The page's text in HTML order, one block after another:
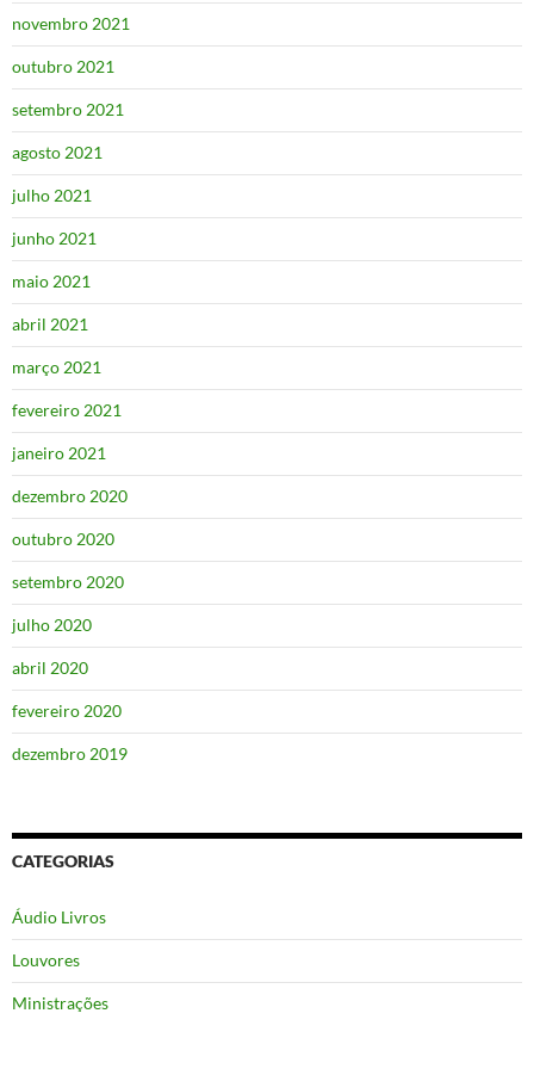
novembro 2021
outubro 2021
setembro 2021
agosto 2021
julho 2021
junho 2021
maio 2021
abril 2021
março 2021
fevereiro 2021
janeiro 2021
dezembro 2020
outubro 2020
setembro 2020
julho 2020
abril 2020
fevereiro 2020
dezembro 2019
CATEGORIAS
Áudio Livros
Louvores
Ministrações